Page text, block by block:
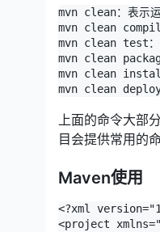
mvn clean：表示
mvn clean
mvn clean test：
mvn clean
mvn clean install
mvn clean deploy
上面的命令大部
目会提供常用的命
Maven使用
<?xml
<project